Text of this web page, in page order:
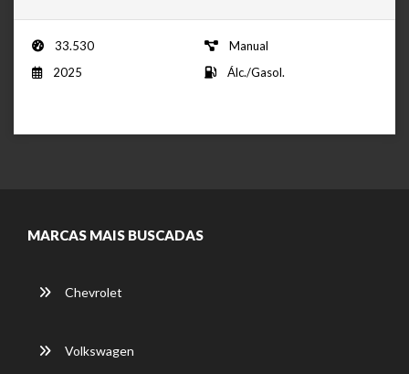
33.530
Manual
2025
Álc./Gasol.
MARCAS MAIS BUSCADAS
Chevrolet
Volkswagen